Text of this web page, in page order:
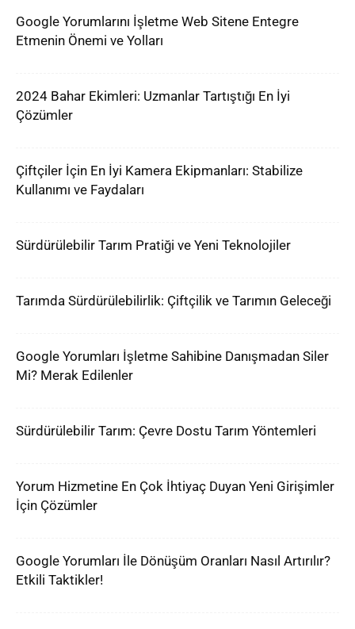
Google Yorumlarını İşletme Web Sitene Entegre
Etmenin Önemi ve Yolları
2024 Bahar Ekimleri: Uzmanlar Tartıştığı En İyi
Çözümler
Çiftçiler İçin En İyi Kamera Ekipmanları: Stabilize
Kullanımı ve Faydaları
Sürdürülebilir Tarım Pratiği ve Yeni Teknolojiler
Tarımda Sürdürülebilirlik: Çiftçilik ve Tarımın Geleceği
Google Yorumları İşletme Sahibine Danışmadan Siler
Mi? Merak Edilenler
Sürdürülebilir Tarım: Çevre Dostu Tarım Yöntemleri
Yorum Hizmetine En Çok İhtiyaç Duyan Yeni Girişimler
İçin Çözümler
Google Yorumları İle Dönüşüm Oranları Nasıl Artırılır?
Etkili Taktikler!